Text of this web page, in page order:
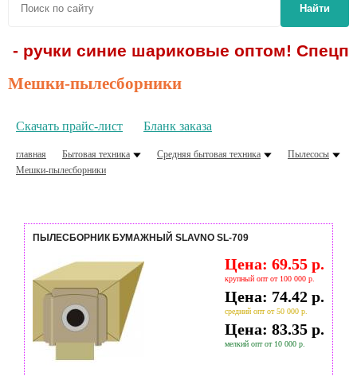
Найти
ручки синие шариковые оптом!
Мешки-пылесборники
Скачать прайс-лист Бланк заказа
главная Бытовая техника Средняя бытовая техника
Пылесосы
Мешки-пылесборники
ПЫЛЕСБОРНИК БУМАЖНЫЙ SLAVNO SL-709
Цена: 69.55 р.
крупный опт от 100 000 р.
Цена: 74.42 р.
средний опт от 50 000 р.
Цена: 83.35 р.
мелкий опт от 10 000 р.